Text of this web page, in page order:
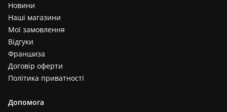
Новини
Наші магазини
Мої замовлення
Відгуки
Франшиза
Договір оферти
Політика приватності
Допомога